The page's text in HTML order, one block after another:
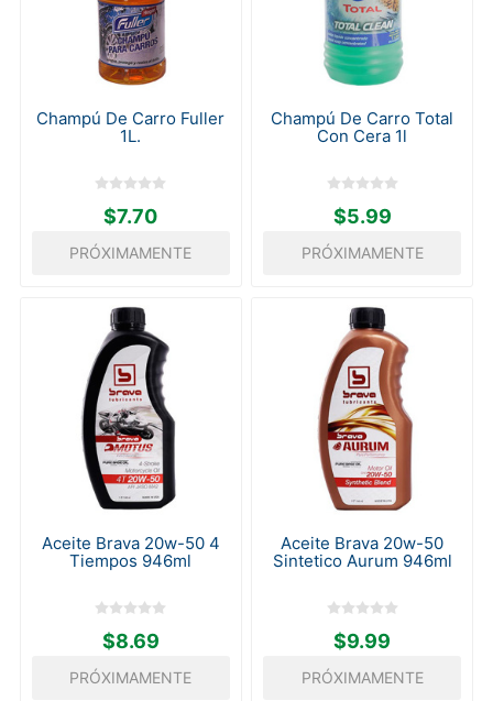
Champú De Carro Fuller
1L.
$7.70
PRÓXIMAMENTE
Champú De Carro Total
Con Cera 1l
$5.99
PRÓXIMAMENTE
Aceite Brava 20w-50 4
Tiempos 946ml
$8.69
PRÓXIMAMENTE
Aceite Brava 20w-50
Sintetico Aurum 946ml
$9.99
PRÓXIMAMENTE